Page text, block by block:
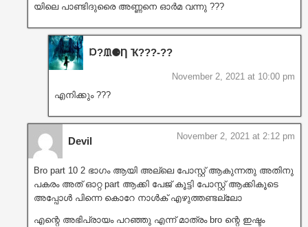
യിലെ പാണ്ടിദുരൈ അണ്ണനെ ഓർമ വന്നു ???
Ɒ?ᙢ⚈Ƞ Ҡ???‐??
November 2, 2021 at 10:00 pm
എനിക്കും ???
Devil November 2, 2021 at 2:12 pm
Bro part 10 2 ഭാഗം ആയി അല്ലെ പോസ്റ്റ്‌ ആകുന്നതു അതിനു
പകരം അത് ഓറ്റ part ആക്കി പേജ് കൂട്ടി പോസ്റ്റ്‌ ആക്കികൂടെ
അപ്പോൾ പിന്നെ കൊറേ നാൾക് എഴുത്തണ്ടല്ലോ
എന്റെ അഭിപ്രായം പറഞ്ഞു എന്ന് മാത്രം bro ന്റെ ഇഷ്ടം